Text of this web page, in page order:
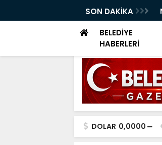
SON DAKİKA
DÜNYA SAĞLIK ÖRGÜTÜ KÜRSÜSÜNDE
BELEDİYE
HABERLERİ
DOLAR 0,0000